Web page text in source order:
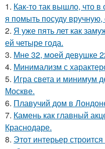
1. Как-то так вышло, что
я помыть посуду вручную,
2. Я уже пять лет как
ей четыре года.
3. Мне 32, моей девушке
4. Минимализм с
5. Игра света и минимум
Москве.
6. Плавучий дом в
7. Камень как главный
Краснодаре.
8. Этот интерьер